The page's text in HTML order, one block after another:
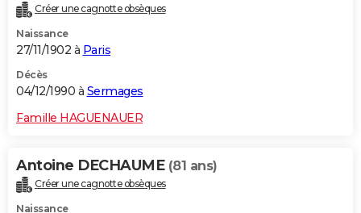
Créer une cagnotte obsèques
Naissance
27/11/1902 à Paris
Décès
04/12/1990 à Sermages
Famille HAGUENAUER
Antoine DECHAUME (81 ans)
Créer une cagnotte obsèques
Naissance